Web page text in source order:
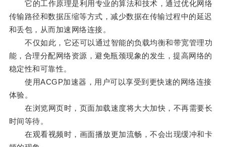
它的工作原理是利用专业的算法和技术，通过优化网络
传输路径和数据压缩等方式，减少数据在传输过程中的延迟
和丢包，从而加速网络连接。
不仅如此，它还可以通过智能的负载均衡和带宽管理功
能，合理分配网络资源，避免瓶颈现象的发生，提高网络的
稳定性和可靠性。
使用ACGP加速器，用户可以享受到更快速的网络连接
体验。
在浏览网页时，页面加载速度将大大加快，不再需要长
时间等待。
在观看视频时，画面播放更加流畅，不会出现缓冲和卡